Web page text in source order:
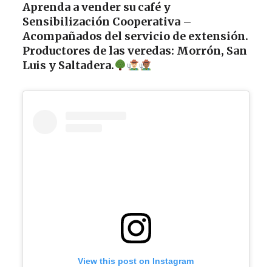
Aprenda a vender su café y
Sensibilización Cooperativa –
Acompañados del servicio de extensión.
Productores de las veredas: Morrón, San
Luis y Saltadera.
View this post on Instagram